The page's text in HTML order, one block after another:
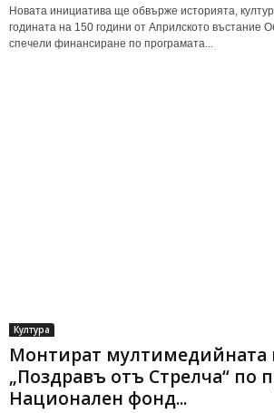
Новата инициатива ще обвърже историята,
годината на 150 години от Априлското
спечели финансиране по програмата...
Култура
Монтират мултимедийната
„Поздравъ отъ Стрелча“ по
Национален фонд...